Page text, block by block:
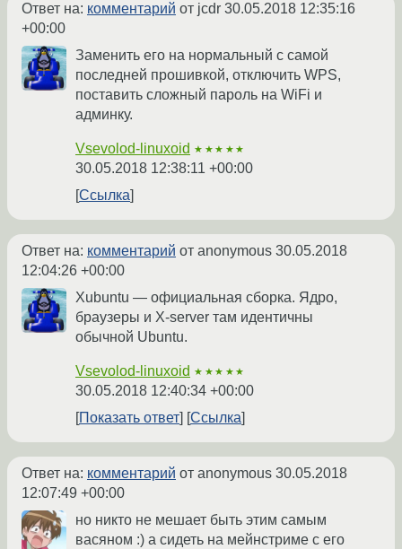
Ответ на: комментарий от jcdr 30.05.2018 12:35:16
+00:00
Заменить его на нормальный с самой
последней прошивкой, отключить WPS,
поставить сложный пароль на WiFi и
админку.
Vsevolod-linuxoid ★★★★★
30.05.2018 12:38:11 +00:00
Ссылка
Ответ на: комментарий от anonymous 30.05.2018
12:04:26 +00:00
Xubuntu — официальная сборка. Ядро,
браузеры и X-server там идентичны
обычной Ubuntu.
Vsevolod-linuxoid ★★★★★
30.05.2018 12:40:34 +00:00
Показать ответ
Ссылка
Ответ на: комментарий от anonymous 30.05.2018
12:07:49 +00:00
но никто не мешает быть этим самым
васяном :) а сидеть на мейнстриме с его